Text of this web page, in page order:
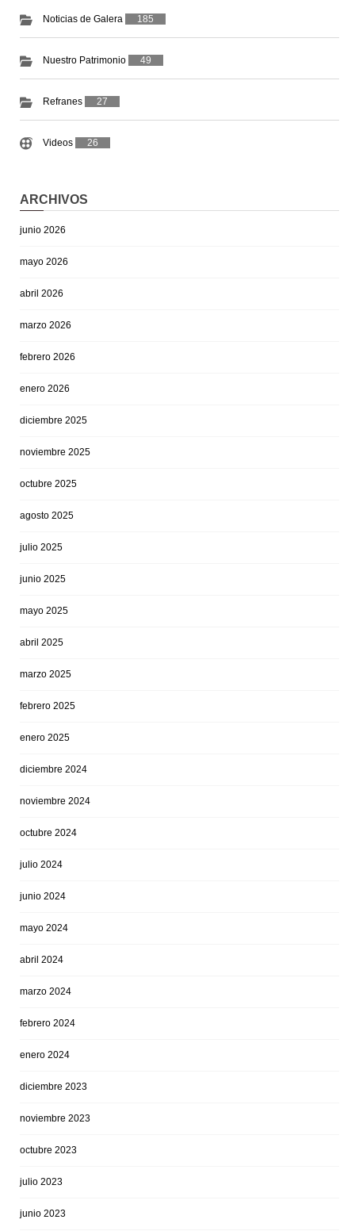
Noticias de Galera 185
Nuestro Patrimonio 49
Refranes 27
Videos 26
ARCHIVOS
junio 2026
mayo 2026
abril 2026
marzo 2026
febrero 2026
enero 2026
diciembre 2025
noviembre 2025
octubre 2025
agosto 2025
julio 2025
junio 2025
mayo 2025
abril 2025
marzo 2025
febrero 2025
enero 2025
diciembre 2024
noviembre 2024
octubre 2024
julio 2024
junio 2024
mayo 2024
abril 2024
marzo 2024
febrero 2024
enero 2024
diciembre 2023
noviembre 2023
octubre 2023
julio 2023
junio 2023